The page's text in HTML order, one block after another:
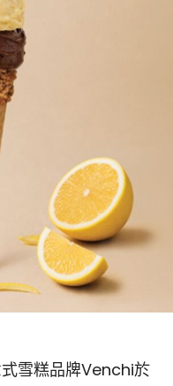
雪糕品牌Venchi於